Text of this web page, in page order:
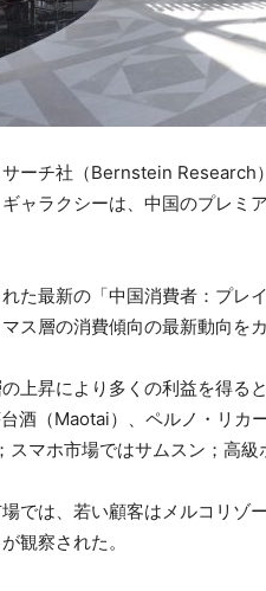
ーチ社（Bernstein Research
ャラクシーは、中国のプレミ
た最新の「中国消費者：プレ
ス層の消費傾向の最新動向を
上昇により多くの利益を得る
台酒（Maotai）、ペルノ・リ
スマホ市場ではサムスン；高級
では、若い顧客はメルコリゾ
観察された。